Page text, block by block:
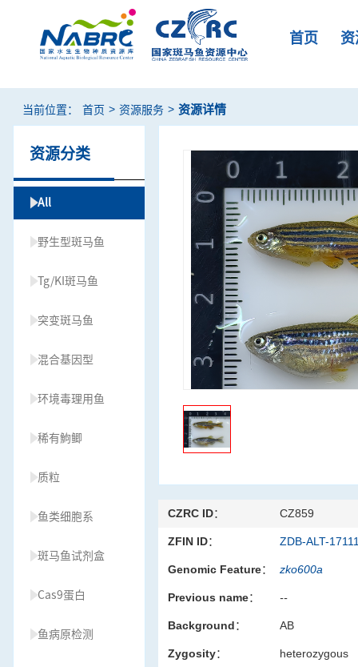
首页
当前位置： 首页 > 资源服务 > 资源详情
资源分类
All
野生型斑马鱼
Tg/KI斑马鱼
突变斑马鱼
混合基因型
环境毒理用鱼
稀有鮈鲫
质粒
鱼类细胞系
斑马鱼试剂盒
Cas9蛋白
鱼病原检测
CZRC ID： CZ859
ZFIN ID： ZDB-ALT-
Genomic Feature： zko600a
Previous name： --
Background： AB
Zygosity： heterozygous